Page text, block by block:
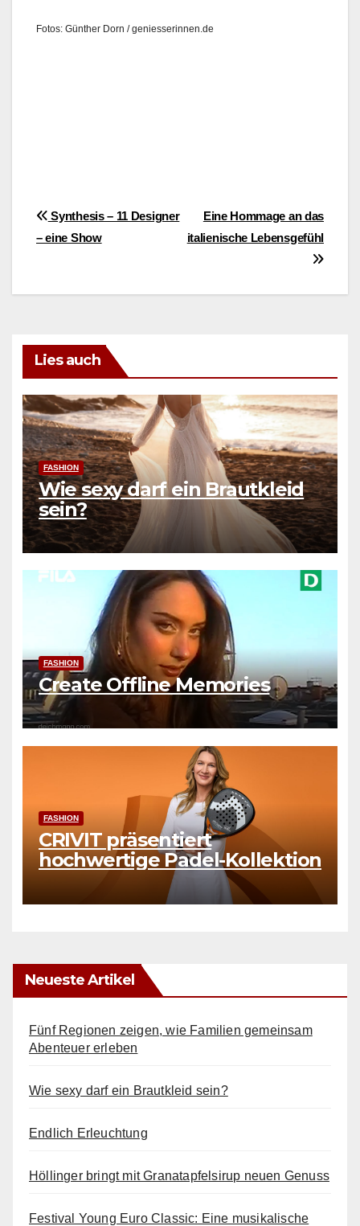
Fotos: Gün­ther Dorn / geniesserinnen.de
Beitragsnavigation
Eine Hommage an das
italienische Lebensgefühl
Synthesis – 11 Designer
– eine Show
Lies auch
FASHION
Wie sexy darf ein Brautkleid
sein?
FASHION
Create Offline Memories
FASHION
CRIVIT präsentiert
hochwertige Padel-Kollektion
Neueste Artikel
Fünf Regionen zeigen, wie Familien gemeinsam
Abenteuer erleben
Wie sexy darf ein Brautkleid sein?
Endlich Erleuchtung
Höllinger bringt mit Granatapfelsirup neuen Genuss
Festival Young Euro Classic: Eine musikalische